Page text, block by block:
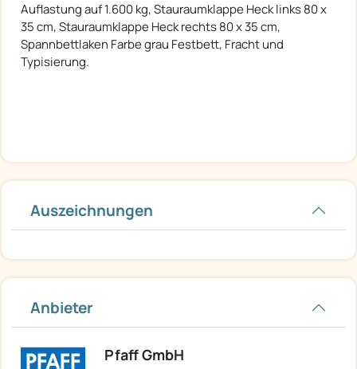
Auflastung auf 1.600 kg, Stauraumklappe Heck links 80 x
35 cm, Stauraumklappe Heck rechts 80 x 35 cm,
Spannbettlaken Farbe grau Festbett, Fracht und
Typisierung.
Auszeichnungen
Anbieter
Pfaff GmbH